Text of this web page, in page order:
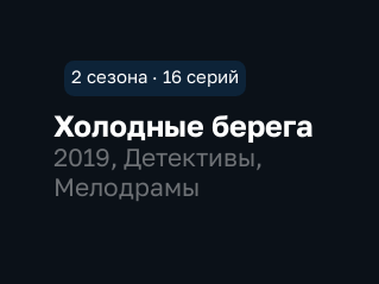
2 сезона · 16 серий
Холодные берега
2019, Детективы,
Мелодрамы